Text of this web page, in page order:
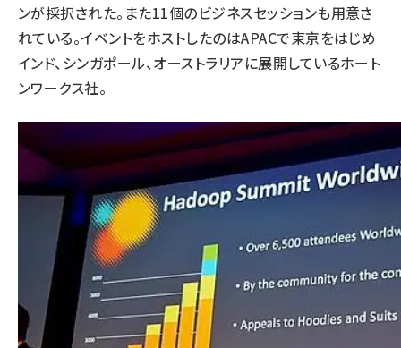
ンが採択された。また11個のビジネスセッションも用意さ
れている。イベントをホストしたのはAPACで東京をはじめ
インド、シンガポール、オーストラリアに展開しているホート
ンワークス社。